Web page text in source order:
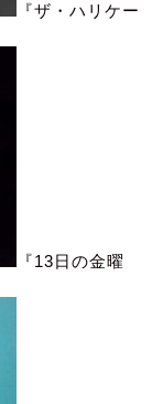
『ザ・ハリケー
『13日の金曜